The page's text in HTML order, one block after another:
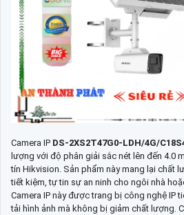
Camera IP DS-2XS2T47G0-LDH/4G/
lượng với độ phân giải sắc nét lên đến 4.0
tín Hikvision. Sản phẩm này mang lại chất
tiết kiệm, tự tin sự an ninh cho ngôi nhà
Camera IP này được trang bị công nghệ IP
tải hình ảnh mà không bị giảm chất lượng.